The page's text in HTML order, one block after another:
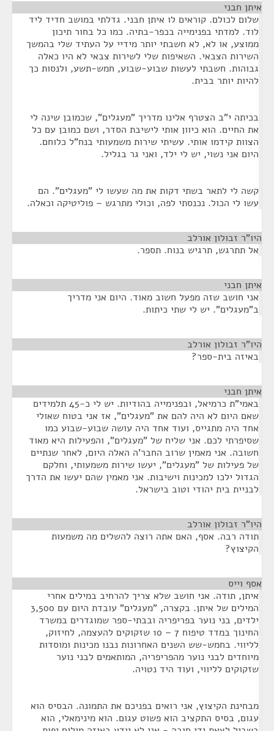
איתן חבני
שלום לכולם. קוראים לו איתן חבני. גדלתי במושב חדיד ליד
לוד. למדתי בפנימייה בכפר-בתיה. כמו כל בחור תיכון
ממוצע, או לא, לא חשבתי יותר מידיי על העתיד שלי בהמשך
השירות הצבאי. השאיפות שלי לשירות צבאי לא היו כאלה
גבוהות. חשבתי לעשות שבוע-שבוע, חמש-תשע, ולנסות כך
להיות יותר בבית.
בכיתה י"ב הצטרף אלינו מדריך "מעגלים", שכמובן שינה לי
את החיים. הוא כיוון אותי לישיבת הסדר, ושם כמובן עם כל
הצוות קידמו אותי. עשיתי שירות משמעותי בנח"ל כלוחם.
היום אני נשוי, יש לי ילד, ואני גר בגליל.
קשה לי לתאר בשתי דקות את מה שעשו לי "מעגלים". הם
עשו לי הכול. נכנסתי לפה, וכולי מתרגש – פוליטיקה וכאלה.
היו"ר זבולון אורלב
אל תתרגש, תרגיש בנוח. תספר.
איתן חבני
אני חושב שזה מפעל חשוב מאוד. היום אני מדריך
ב"מעגלים". יש לי שתי כיתות.
היו"ר זבולון אורלב
באיזה בית-ספר?
איתן חבני
באמי"ת כרמיאל, ובפנימייה בהודיות. יש לי כ-45 תלמידים
שאם היום לא היה להם את "מעגלים", אז אני בטוח שאולי
אחד היה מתגייס, ועוד אחד היה עושה שבוע-שבוע כמו
שסיפרתי לכם. אני שליח של "מעגלים", והפעילות היא מאוד
חשובה. אני מאמין שרוב החבר'ה האלה היום, לאחר שנתיים
של פעילות של "מעגלים", יעשו שירות משמעותי, וחלקם
הגדול ילכו למכינות וישיבות. אני מאמין שהם יעשו את הדרך
לבניית בית יהודי וטוב בישראל.
היו"ר זבולון אורלב
תודה רבה. אסף, האם אתה רוצה להשלים מה משמעות
הקיצוץ?
אסף וייס
איתן, תודה. אני חושב שלא צריך להרחיב במילים אחרי
המילים של איתן. בקצרה, "מעגלים" עובדת היום עם 3,500
ילדים, בני נוער בפריפריה ובבתי-ספר שמוגדרים במשרד
החינוך במדד טיפוח 7 – 10 שזקוקים להעצמה, לחיזוק,
לליווי. בחמש-שש השנים האחרונות נבנו מכינות ומוסדות
מיוחדים לבני נוער מהפריפריה, המותאמים לבני נוער
שזקוקים לליווי, ועוד היד נטויה.
מבחינת הקיצוץ, אני רואים בפניכם את התמונה. הבסיס הוא
עגום, בסיס התקציב הוא פשוט עגום. הוא מינימאלי, הוא